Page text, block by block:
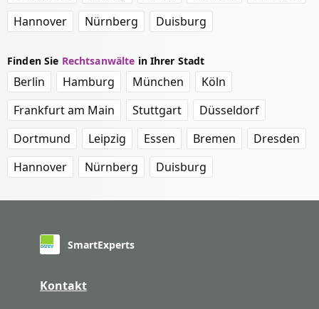
Hannover
Nürnberg Duisburg
Finden Sie Rechtsanwälte in Ihrer Stadt
Berlin Hamburg München
Köln
Frankfurt am Main
Stuttgart
Düsseldorf
Dortmund
Leipzig Essen Bremen
Dresden
Hannover
Nürnberg Duisburg
SmartExperts
Kontakt